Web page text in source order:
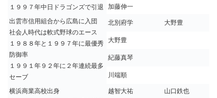
１９９７年中日ドラゴンズで引退
加藤伸一
出雲市信用組合から広島に入団
社会人時代は軟式野球のエース
１９８８年と１９９７年に最優秀
防御率
１９９１年９２年に２年連続最多
セーブ
北別府学 大野豊
大野豊
紀藤真琴
川端順
横浜商業高校出身
越智大祐
山口鉄也